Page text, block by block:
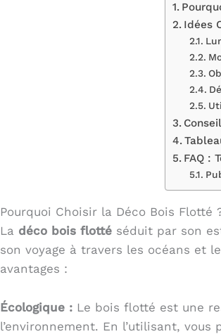
Idées
FAQ :
Pourquoi Choisir la Déco Bois Flotté
La déco bois flotté séduit par son
son voyage à travers les océans et
avantages :
Écologique : Le bois flotté est une
l’environnement. En l’utilisant,